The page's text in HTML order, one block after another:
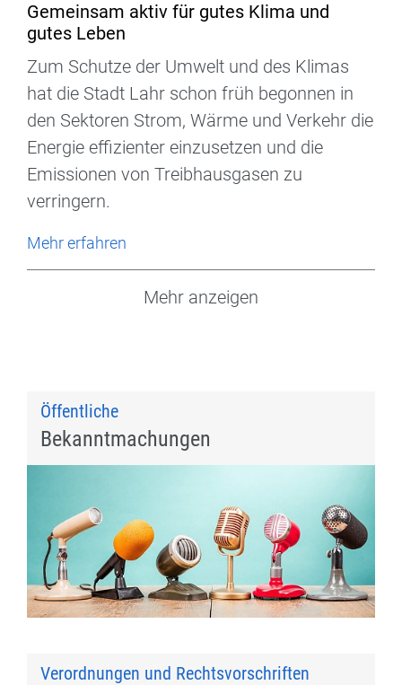
Gemeinsam aktiv für gutes Klima und
gutes Leben
Zum Schutze der Umwelt und des Klimas
hat die Stadt Lahr schon früh begonnen in
den Sektoren Strom, Wärme und Verkehr die
Energie effizienter einzusetzen und die
Emissionen von Treibhausgasen zu
verringern.
Mehr erfahren
Mehr anzeigen
Öffentliche
Bekanntmachungen
Verordnungen und Rechtsvorschriften